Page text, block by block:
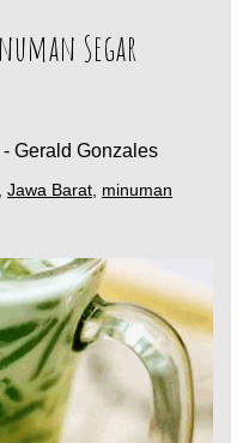
Segar
- Gerald Gonzales
Jawa Barat minuman